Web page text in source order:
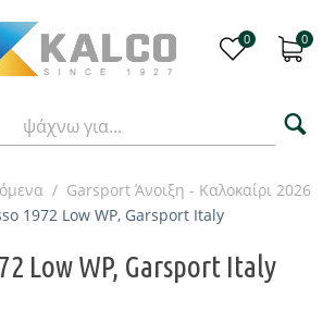
0 0
/ Garsport Άνοιξη - Καλοκαίρι 2026
1972 Low WP, Garsport Italy
Low WP, Garsport Italy